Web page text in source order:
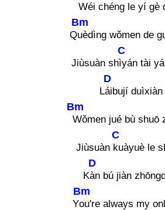
Wéi chéng le yí gè
Q
Bm
uèdìng wǒmen de
Jiùsuàn sh
C
ìyán tài
L
D
áibují duìxiàn
Bm
Wǒmen jué bù shuō
Jiùsuàn
C
kuàyuè le
K
D
àn bú jiàn
Y
Bm
ou're always my